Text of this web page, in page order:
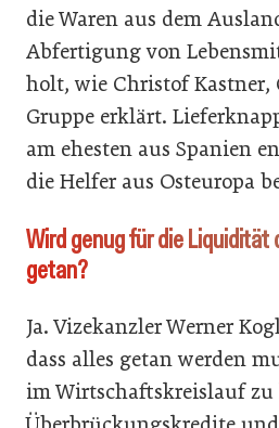
die Waren aus dem
Abfertigung von
holt, wie Christof Kastner,
Gruppe erklärt.
am ehesten aus Spanien
die Helfer aus Osteuropa
Wird genug für die Liquidität
getan?
Ja. Vizekanzler Werner
dass alles getan werden
im Wirtschaftskreislauf zu